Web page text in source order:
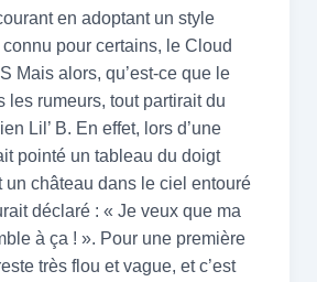
en adoptant un style
pour certains, le Cloud
Mais alors, qu’est-ce que le
les rumeurs, tout partirait du
Lil’ B. En effet, lors d’une
pointé un tableau du doigt
un château dans le ciel entouré
déclaré : « Je veux que ma
à ça ! ». Pour une première
très flou et vague, et c’est